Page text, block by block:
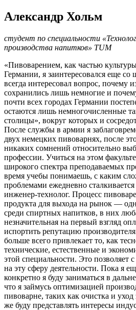
Александр Хольм
студент по специальности
производства напитков» TUM
«Пивоварением, как частью
Германии, я заинтересовался еще
всегда интересовал вопрос, почему
сохранились лишь немногие и
почти всех городах Германии
остаются лишь немногочисленные
столицы», вокруг которых и
После службы в армии я
двух немецких пивоварнях, после
никаких сомнений относительно
профессии. Учиться на этом
широкого спектра преподаваемых
время учебы понимаешь, с каким
проблемами ежедневно
инженер-технолог. Процесс
продукта для выхода на рынок —
среди спиртных напитков, в них
незначительная на первый взгляд
испортить репутацию
больше всего привлекает то, как
технические, естественные и
этой специальности. Это позволяет
на эту сферу деятельности. Пока я
конкретно я буду заниматься в
что я займусь оптимизацией
пивоварне, таких как очистка и
же буду представлять интересы